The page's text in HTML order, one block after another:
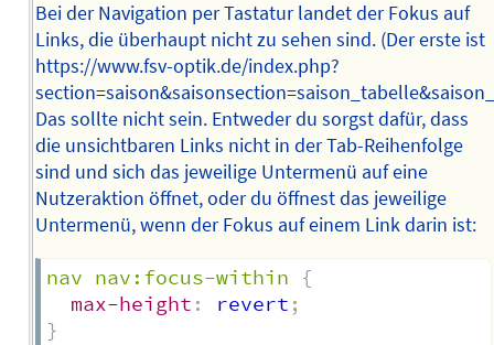
Bei der Navigation per Tastatur landet der Fokus auf
Links, die überhaupt nicht zu sehen sind. (Der erste ist
https://www.fsv-optik.de/index.php?
Das sollte nicht sein. Entweder du sorgst dafür, dass
die unsichtbaren Links nicht in der Tab-Reihenfolge
sind und sich das jeweilige Untermenü auf eine
Nutzeraktion öffnet, oder du öffnest das jeweilige
Untermenü, wenn der Fokus auf einem Link darin ist:
nav nav:focus-within
{
max-height : revert ;
}